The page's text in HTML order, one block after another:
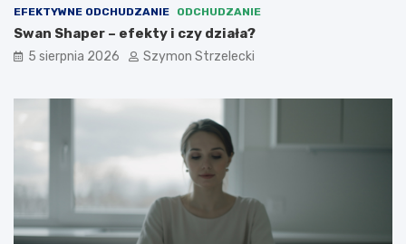
EFEKTYWNE ODCHUDZANIE ODCHUDZANIE
Swan Shaper – efekty i czy działa?
5 sierpnia 2026 Szymon Strzelecki